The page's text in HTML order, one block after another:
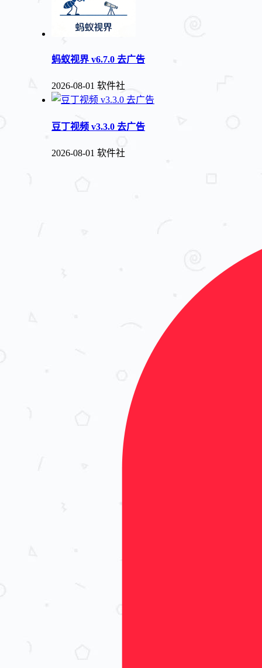
蚂蚁视界 v6.7.0 去广告
2026-08-01 软件社
豆丁视频 v3.3.0 去广告
2026-08-01 软件社